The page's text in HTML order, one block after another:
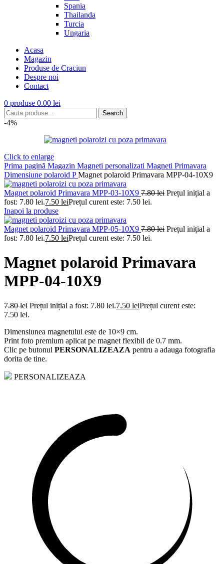
Spania
Thailanda
Turcia
Ungaria
Acasa
Magazin
Produse de Craciun
Despre noi
Contact
0 produse 0.00 lei
Search
-4%
Click to enlarge
Prima pagină Magazin Magneti personalizati Magneti Primavara
Dimensiune polaroid PMagnet polaroid Primavara MPP-04-10X9
Magnet polaroid Primavara MPP-03-10X9 7.80lei Prețul inițial a
fost: 7.80 lei.7.50 leiPrețul curent este: 7.50 lei.
Inapoi la produse
Magnet polaroid Primavara MPP-05-10X9 7.80lei Prețul inițial a
fost: 7.80 lei.7.50 leiPrețul curent este: 7.50 lei.
Magnet polaroid Primavara
MPP-04-10X9
7.80lei Prețul inițial a fost: 7.80 lei.7.50 leiPrețul curent este:
7.50 lei.
Dimensiunea magnetului este de 10×9 cm.
Print foto premium aplicat pe magnet flexibil de 0.7 mm.
Clic pe butonul PERSONALIZEAZA pentru a adauga fotografia
dorita de tine.
PERSONALIZEAZA